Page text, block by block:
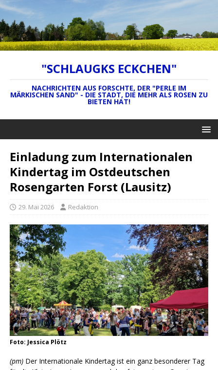
"SCHLAUGKS ECKCHEN"
NACHRICHTEN AUS FORSCHTE, DER "PERLE IM
MÄRKISCHEN SAND" - DIE STADT, DIE MEHR ALS ROSEN ZU
BIETEN HAT!
Einladung zum Internationalen
Kindertag im Ostdeutschen
Rosengarten Forst (Lausitz)
29. Mai 2026 Redaktion
Foto: Jessica Plötz
(pm) Der Internationale Kindertag ist ein ganz besonderer Tag